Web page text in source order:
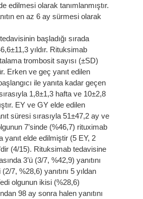
edilmesi olarak tanımlanmıştır.
en az 6 ay sürmesi olarak
başladığı sırada
yıldır. Rituksimab
trombosit sayısı (±SD)
Erken ve geç yanıt edilen
ile yanıta kadar geçen
1,8±1,3 hafta ve 10±2,8
EY ve GY elde edilen
süresi sırasıyla 51±47,2 ay ve
7’sinde (%46,7) rituximab
yanıt elde edilmiştir (5 EY, 2
(4/15). Rituksimab tedavisine
3’ü (3/7, %42,9) yanıtını
7, %28,6) yanıtını 5 yıldan
olgunun ikisi (%28,6)
98 ay sonra halen yanıtını